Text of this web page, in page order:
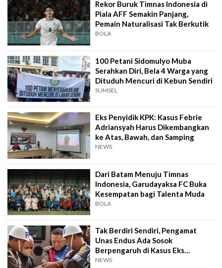
Rekor Buruk Timnas Indonesia di
Piala AFF Semakin Panjang,
Pemain Naturalisasi Tak Berkutik
BOLA
100 Petani Sidomulyo Muba
Serahkan Diri, Bela 4 Warga yang
Dituduh Mencuri di Kebun Sendiri
SUMSEL
Eks Penyidik KPK: Kasus Febrie
Adriansyah Harus Dikembangkan
ke Atas, Bawah, dan Samping
NEWS
Dari Batam Menuju Timnas
Indonesia, Garudayaksa FC Buka
Kesempatan bagi Talenta Muda
BOLA
Tak Berdiri Sendiri, Pengamat
Unas Endus Ada Sosok
Berpengaruh di Kasus Eks
Jampidsus
NEWS